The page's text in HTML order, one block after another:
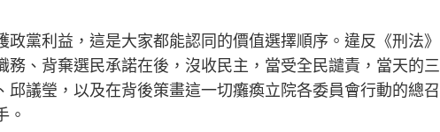
黨利益，這是大家都能認同的價值選擇順序。違反《刑法》
務、背棄選民承諾在後，沒收民主，當受全民譴責，當天的三
議瑩，以及在背後策畫這一切癱瘓立院各委員會行動的總召
。